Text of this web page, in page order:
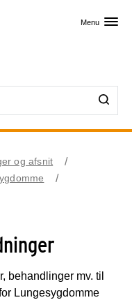
Menu
og afsnit
behandlinger mv. til
Lungesygdomme